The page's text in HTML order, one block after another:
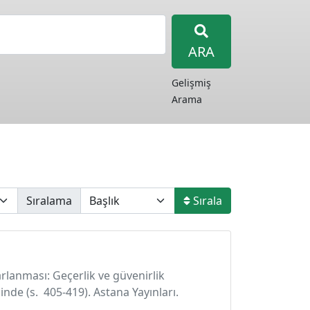
ARA
Gelişmiş
Arama
Sıralama Sırala
Geçerlik ve güvenirlik
(s. 405-419). Astana Yayınları.